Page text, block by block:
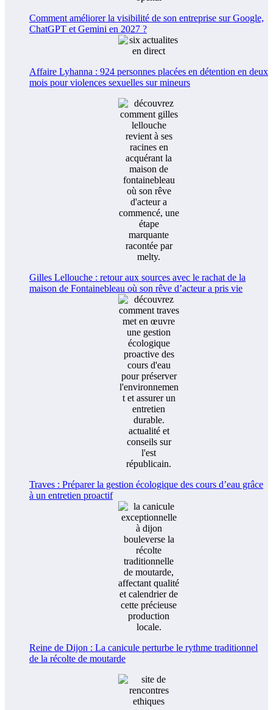
Comment améliorer la visibilité de son entreprise sur Google,
ChatGPT et Gemini en 2027 ?
Affaire Lyhanna : 924 personnes placées en détention en deux
mois pour violences sexuelles sur mineurs
Gilles Lellouche : retour aux sources avec le rachat de la
maison de Fontainebleau où son rêve d’acteur a pris vie
Traves : Préparer la gestion écologique des cours d’eau grâce
à un entretien proactif
Reine de Dijon : La canicule perturbe le rythme traditionnel
de la récolte de moutarde